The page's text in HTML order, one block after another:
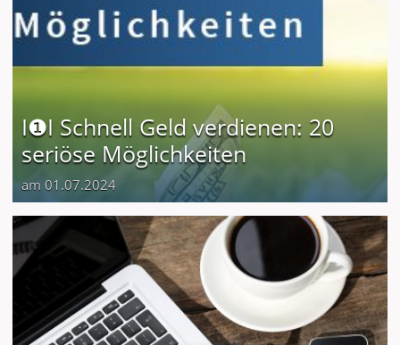
I❶I Schnell Geld verdienen: 20
seriöse Möglichkeiten
am 01.07.2024